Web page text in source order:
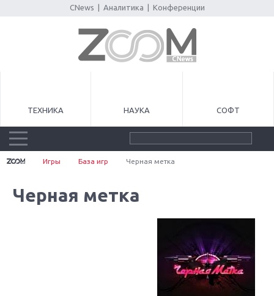
CNews Аналитика Конференции
ТЕХНИКА НАУКА СОФТ
Игры База игр Черная метка
Черная метка